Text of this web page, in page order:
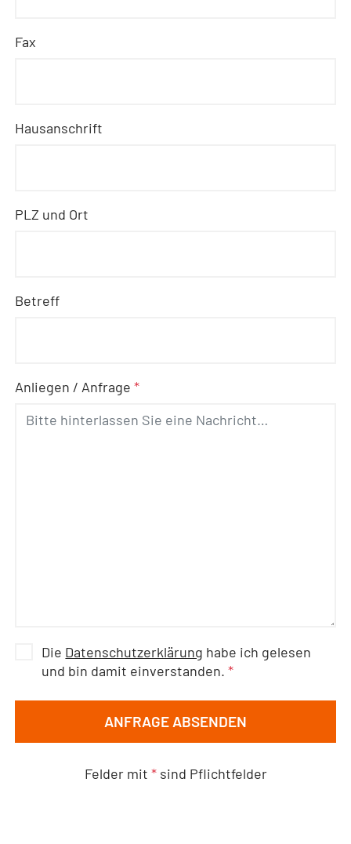
Fax
Hausanschrift
PLZ und Ort
Betreff
Anliegen / Anfrage*
Die Datenschutzerklärung habe ich gelesen
und bin damit einverstanden.*
ANFRAGE ABSENDEN
Felder mit *sind Pflichtfelder